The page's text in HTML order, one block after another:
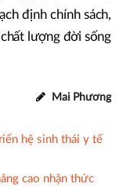
định chính sách,
chất lượng đời sống
Mai Phương
hệ sinh thái y tế
cao nhận thức